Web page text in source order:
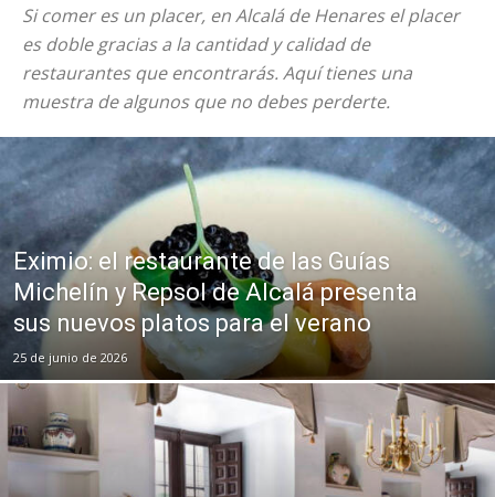
Si comer es un placer, en Alcalá de Henares el placer
es doble gracias a la cantidad y calidad de
restaurantes que encontrarás. Aquí tienes una
muestra de algunos que no debes perderte.
Eximio: el restaurante de las Guías
Michelín y Repsol de Alcalá presenta
sus nuevos platos para el verano
25 de junio de 2026